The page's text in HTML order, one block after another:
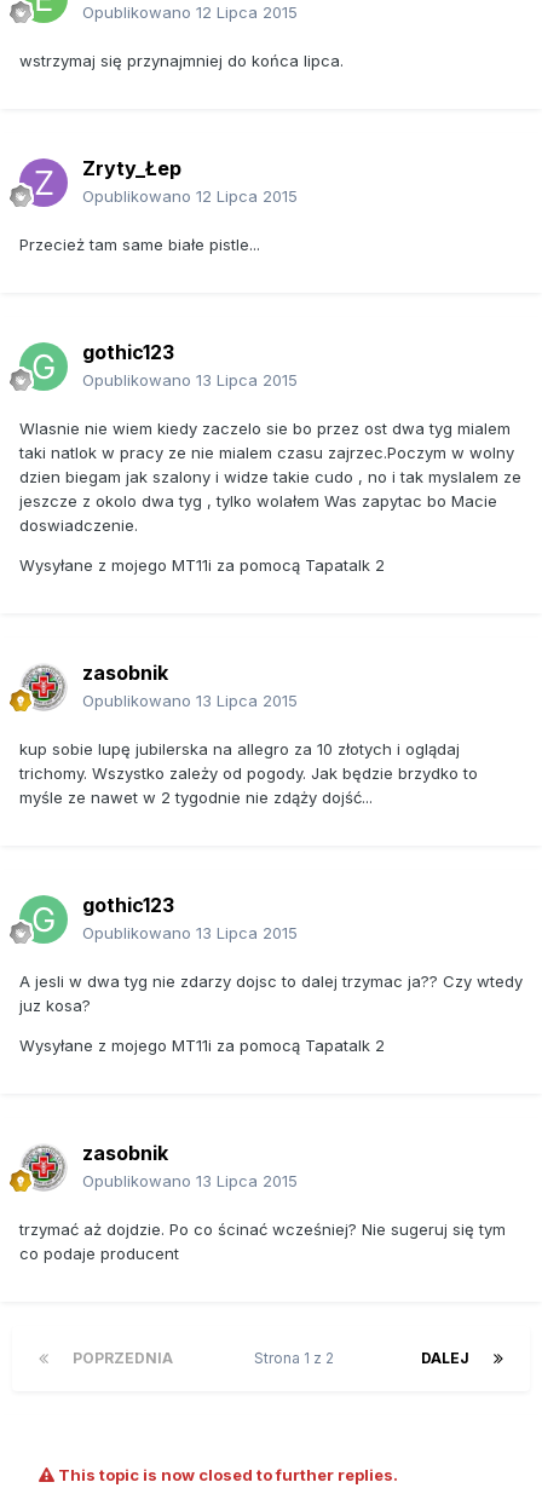
Opublikowano 12 Lipca 2015
wstrzymaj się przynajmniej do końca lipca.
Zryty_Łep
Opublikowano 12 Lipca 2015
Przecież tam same białe pistle...
gothic123
Opublikowano 13 Lipca 2015
Wlasnie nie wiem kiedy zaczelo sie bo przez ost dwa tyg mialem
taki natlok w pracy ze nie mialem czasu zajrzec.Poczym w wolny
dzien biegam jak szalony i widze takie cudo , no i tak myslalem ze
jeszcze z okolo dwa tyg , tylko wolałem Was zapytac bo Macie
doswiadczenie.
Wysyłane z mojego MT11i za pomocą Tapatalk 2
zasobnik
Opublikowano 13 Lipca 2015
kup sobie lupę jubilerska na allegro za 10 złotych i oglądaj
trichomy. Wszystko zależy od pogody. Jak będzie brzydko to
myśle ze nawet w 2 tygodnie nie zdąży dojść...
gothic123
Opublikowano 13 Lipca 2015
A jesli w dwa tyg nie zdarzy dojsc to dalej trzymac ja?? Czy wtedy
juz kosa?
Wysyłane z mojego MT11i za pomocą Tapatalk 2
zasobnik
Opublikowano 13 Lipca 2015
trzymać aż dojdzie. Po co ścinać wcześniej? Nie sugeruj się tym
co podaje producent
POPRZEDNIA DALEJ
Strona 1 z 2
This topic is now closed to further replies.